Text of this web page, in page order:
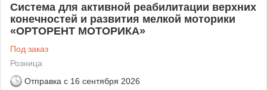
Система для активной реабилитации верхних
конечностей и развития мелкой моторики
«ОРТОРЕНТ МОТОРИКА»
Под заказ
Розница
Отправка с 16 сентября 2026